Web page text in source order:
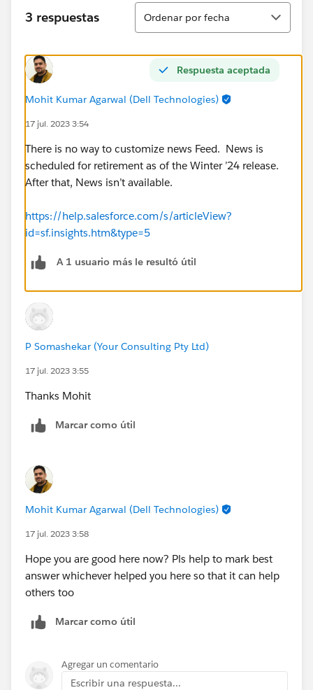
3 respuestas
Ordenar
Ordenar por fecha
Respuesta aceptada
Mohit Kumar Agarwal (Dell Technologies)
17 jul. 2023 3:54
There is no way to customize news Feed. News is
scheduled for retirement as of the Winter ’24 release.
After that, News isn’t available.
https://help.salesforce.com/s/articleView?
id=sf.insights.htm&type=5
A 1 usuario más le resultó útil
P Somashekar (Your Consulting Pty Ltd)
17 jul. 2023 3:55
Thanks Mohit
Marcar como útil
Mohit Kumar Agarwal (Dell Technologies)
17 jul. 2023 3:58
Hope you are good here now? Pls help to mark best
answer whichever helped you here so that it can help
others too
Marcar como útil
Agregar un comentario
Escribir una respuesta...